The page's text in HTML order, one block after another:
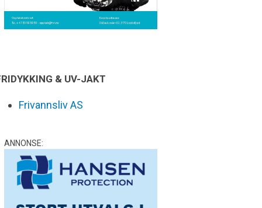
& UV-JAKT
Frivannsliv AS
ANNONSE: